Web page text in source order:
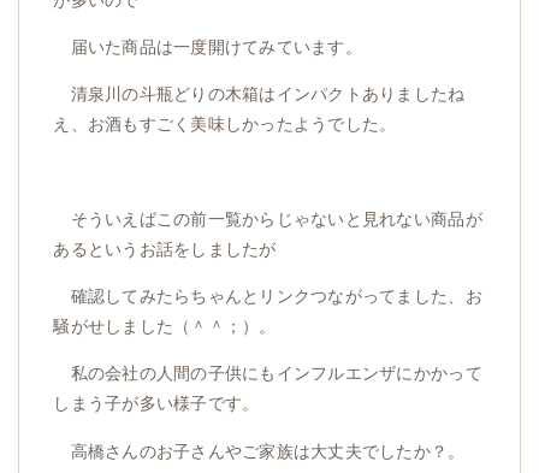
届いた商品は一度開けてみています。
清泉川の斗瓶どりの木箱はインパクトありましたね
え、お酒もすごく美味しかったようでした。
そういえばこの前一覧からじゃないと見れない商品が
あるというお話をしましたが
確認してみたらちゃんとリンクつながってました、お
騒がせしました（＾＾；）。
私の会社の人間の子供にもインフルエンザにかかって
しまう子が多い様子です。
高橋さんのお子さんやご家族は大丈夫でしたか？。